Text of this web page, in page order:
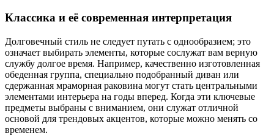
Классика и её современная интерпретация
Долговечный стиль не следует путать с однообразием; это
означает выбирать элементы, которые сослужат вам верную
службу долгое время. Например, качественно изготовленная
обеденная группа, специально подобранный диван или
сдержанная мраморная раковина могут стать центральными
элементами интерьера на годы вперед. Когда эти ключевые
предметы выбраны с вниманием, они служат отличной
основой для трендовых акцентов, которые можно менять со
временем.